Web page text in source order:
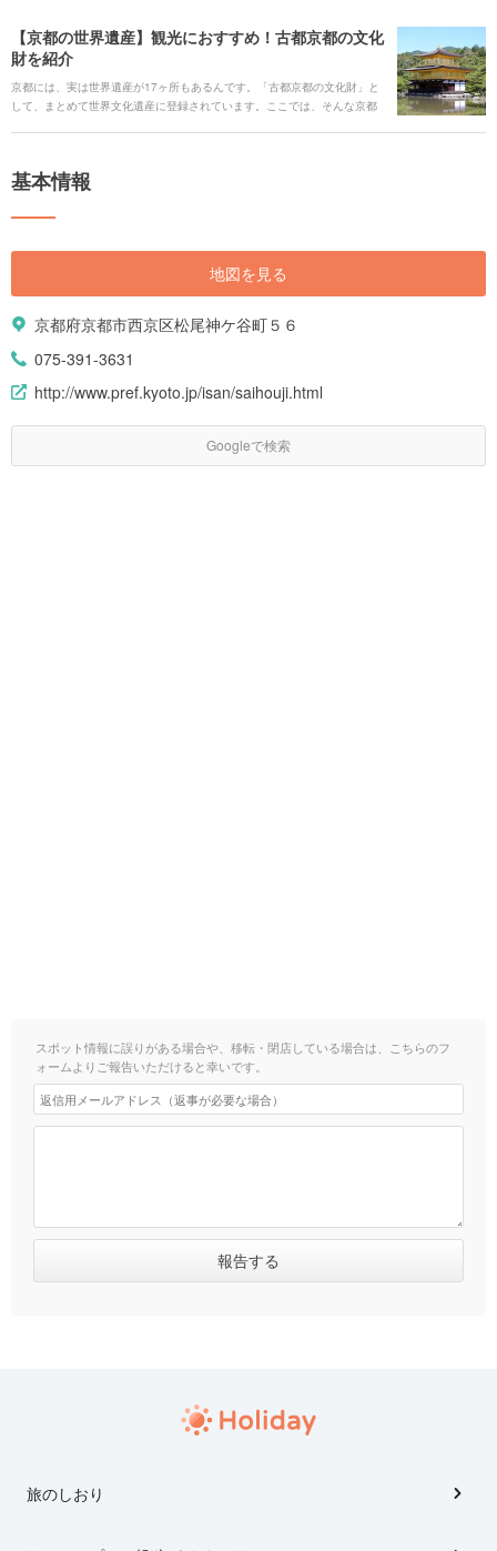
【京都の世界遺産】観光におすすめ！古都京都の文化
財を紹介
京都には、実は世界遺産が17ヶ所もあるんです。「古都京都の文化財」と
して、まとめて世界文化遺産に登録されています。ここでは、そんな京都
基本情報
地図を見る
京都府京都市西京区松尾神ケ谷町５６
075-391-3631
http://www.pref.kyoto.jp/isan/saihouji.html
Googleで検索
スポット情報に誤りがある場合や、移転・閉店している場合は、こちらのフ
ォームよりご報告いただけると幸いです。
旅のしおり